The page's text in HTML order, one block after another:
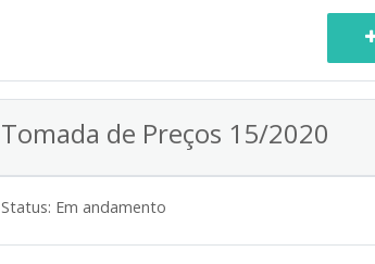
Tomada de Preços 15/2020
Status: Em andamento